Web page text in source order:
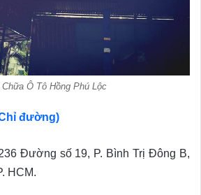
Ô Tô Hồng Phú Lộc
đường)
Đường số 19, P. Bình Trị Đông B,
HCM.